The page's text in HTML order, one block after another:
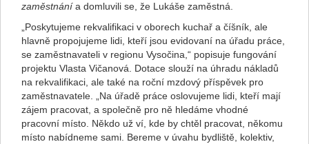
zaměstnánía domluvili se, že Lukáše zaměstná.
„Poskytujeme rekvalifikaci v oborech kuchař a číšník, ale
hlavně propojujeme lidi, kteří jsou evidovaní na úřadu práce,
se zaměstnavateli v regionu Vysočina,“ popisuje fungování
projektu Vlasta Vičanová. Dotace slouží na úhradu nákladů
na rekvalifikaci, ale také na roční mzdový příspěvek pro
zaměstnavatele. „Na úřadě práce oslovujeme lidi, kteří mají
zájem pracovat, a společně pro ně hledáme vhodné
pracovní místo. Někdo už ví, kde by chtěl pracovat, někomu
místo nabídneme sami. Bereme v úvahu bydliště, kolektiv,